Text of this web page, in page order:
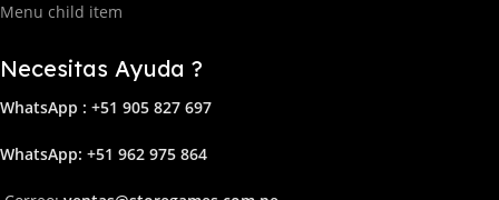
Menu child item
Necesitas Ayuda ?
WhatsApp : +51 905 827 697
WhatsApp: +51 962 975 864